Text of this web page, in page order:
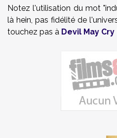
Notez l'utilisation du mot
là hein, pas fidélité de
touchez pas à Devil May Cry